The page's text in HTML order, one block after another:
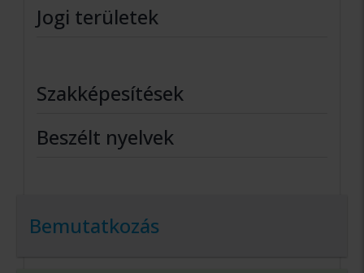
Jogi területek
Szakképesítések
Beszélt nyelvek
Bemutatkozás